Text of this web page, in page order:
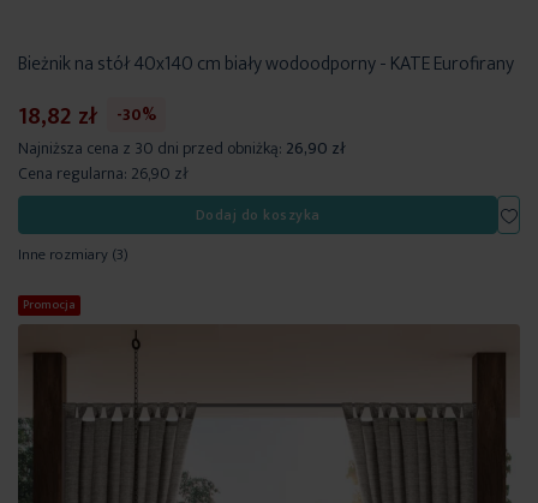
Bieżnik na stół 40x140 cm biały wodoodporny - KATE Eurofirany
18,82 zł
-30%
Najniższa cena z 30 dni przed obniżką: 26,90 zł
Cena regularna: 26,90 zł
Dodaj do koszyka
Inne rozmiary(3)
Promocja